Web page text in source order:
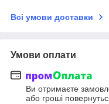
Всі умови доставки
Умови оплати
Ви отримаєте
або гроші